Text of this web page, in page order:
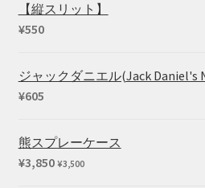
【縦スリット】
¥550
ジャックダニエル(Jack Daniel's
¥605
熊スプレーケース
¥3,850 ¥3,500